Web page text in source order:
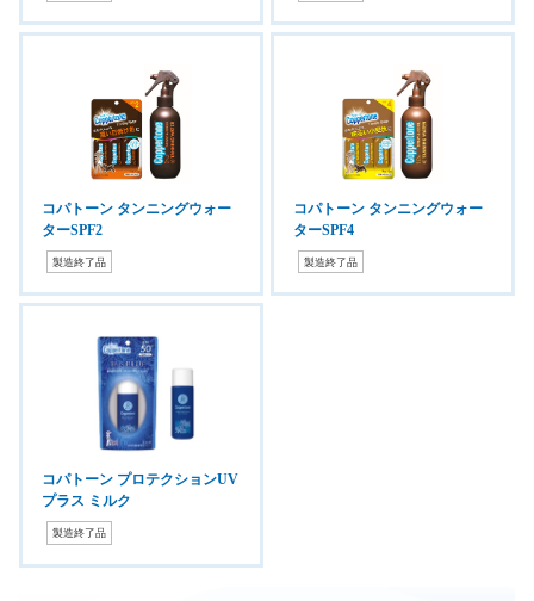
コパトーン タンニングウォー
ターSPF2
製造終了品
コパトーン タンニングウォー
ターSPF4
製造終了品
コパトーン プロテクションUV
プラス ミルク
製造終了品